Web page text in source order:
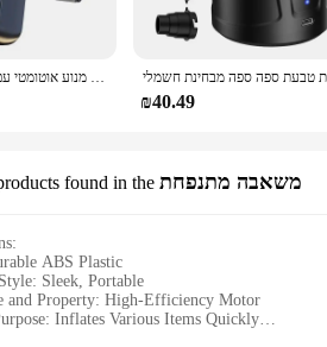
לייבו אוויר מדחס אוויר נייד לדחוס משאבת אוויר צמיג חשמלי משאבת אוויר עבור מנוע אוטומטי עם תצוגה דיגיטלית
₪40.49
found in the משאבה מתנפחת
ABS Plastic
Sleek, Portable
and Property: High-Efficiency Motor
Inflates Various Items Quickly